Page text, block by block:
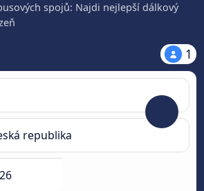
spojů: Najdi nejlepší dálkový
1